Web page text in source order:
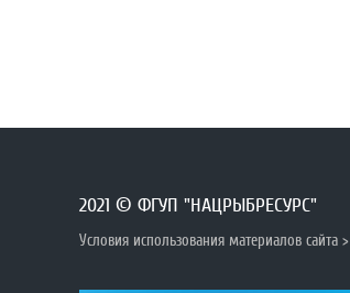
2021 © ФГУП "НАЦРЫБРЕСУРС"
Условия использования материалов сайта >